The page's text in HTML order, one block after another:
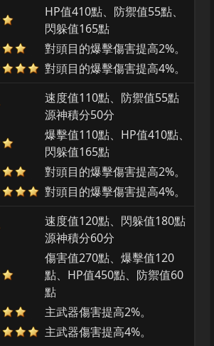
HP值410點、防禦值55點、
閃躲值165點
對頭目的爆擊傷害提高2%。
對頭目的爆擊傷害提高4%。
速度值110點、防禦值55點
源神積分50分
爆擊值110點、HP值410點、
閃躲值165點
對頭目的爆擊傷害提高2%。
對頭目的爆擊傷害提高4%。
速度值120點、閃躲值180點
源神積分60分
傷害值270點、爆擊值120
點、HP值450點、防禦值60
點
主武器傷害提高2%。
主武器傷害提高4%。